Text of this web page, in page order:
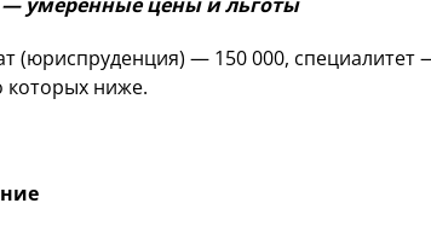
(юриспруденция) — 150 000, специалитет
которых ниже.